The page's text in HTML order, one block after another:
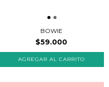
BOWIE
$59.000